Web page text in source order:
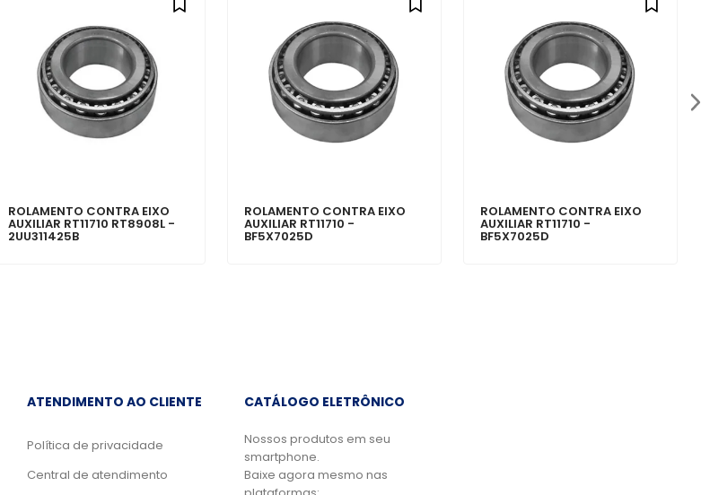
ROLAMENTO CONTRA EIXO
AUXILIAR RT11710 RT8908L -
2UU311425B
ROLAMENTO CONTRA EIXO
AUXILIAR RT11710 -
BF5X7025D
ROLAMENTO CONTRA EIXO
AUXILIAR RT11710 -
BF5X7025D
ATENDIMENTO AO CLIENTE
Política de privacidade
Central de atendimento
CATÁLOGO ELETRÔNICO
Nossos produtos em seu
smartphone.
Baixe agora mesmo nas